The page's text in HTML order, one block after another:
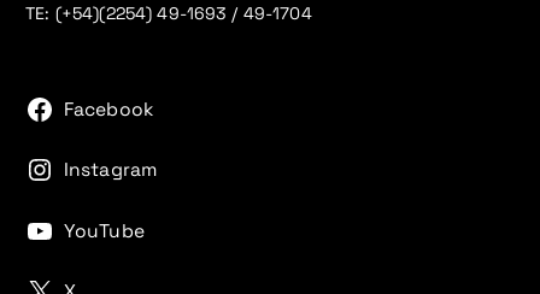
TE: (+54)(2254) 49-1693 / 49-1704
Facebook
Instagram
YouTube